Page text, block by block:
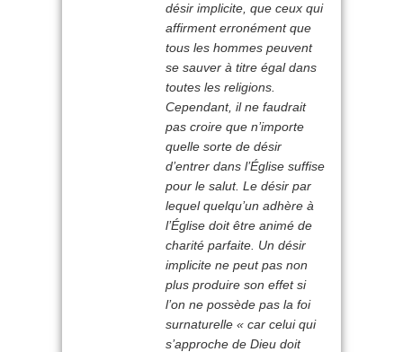
désir implicite, que ceux qui
affirment erronément que
tous les hommes peuvent
se sauver à titre égal dans
toutes les religions.
Cependant, il ne faudrait
pas croire que n’importe
quelle sorte de désir
d’entrer dans l’Église suffise
pour le salut. Le désir par
lequel quelqu’un adhère à
l’Église doit être animé de
charité parfaite. Un désir
implicite ne peut pas non
plus produire son effet si
l’on ne possède pas la foi
surnaturelle « car celui qui
s’approche de Dieu doit